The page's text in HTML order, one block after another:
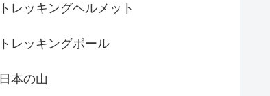
トレッキングヘルメット
トレッキングポール
日本の山